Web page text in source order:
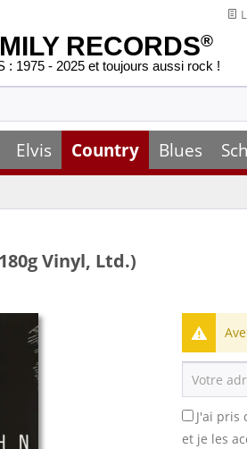
RECORDS®
: 1975 - 2025 et toujours aussi rock !
Elvis Country Blues
Vinyl, Ltd.)
J'ai pris
et je les